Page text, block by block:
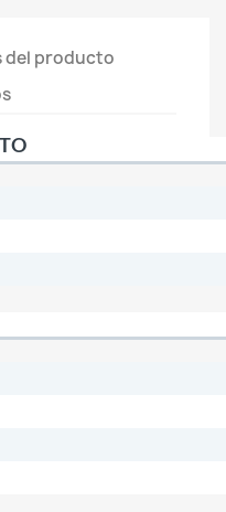
del producto